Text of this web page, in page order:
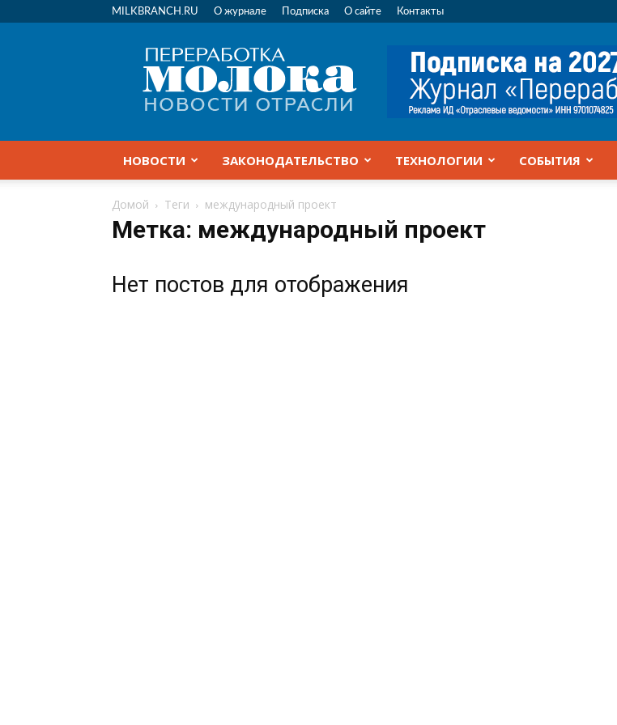
MILKBRANCH.RU О журнале Подписка О сайте Контакты
Переработка
молока
|
Новости
НОВОСТИ ЗАКОНОДАТЕЛЬСТВО ТЕХНОЛОГИИ СОБЫТИЯ
Домой Теги международный проект
Метка: международный проект
Нет постов для отображения